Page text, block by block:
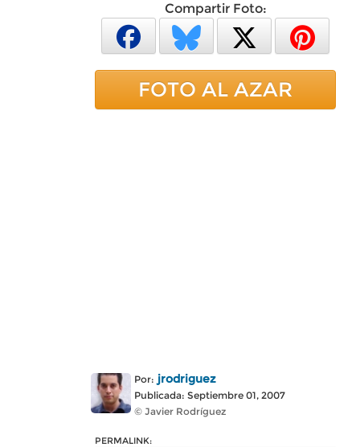
Compartir Foto:
FOTO AL AZAR
Por: jrodriguez
Publicada: Septiembre 01, 2007
© Javier Rodríguez
PERMALINK: